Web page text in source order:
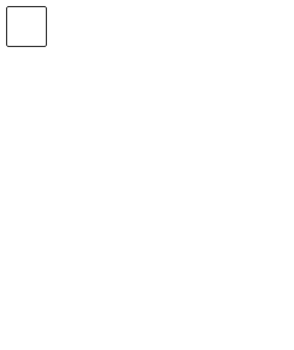
コ
ナ